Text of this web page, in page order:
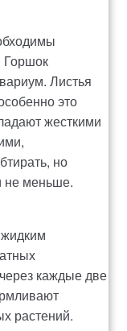
Горшок
Листья
это
жесткими
но
не меньше.
каждые две
растений.